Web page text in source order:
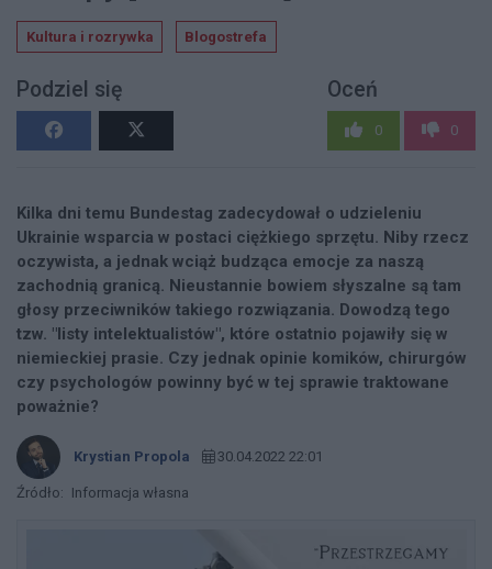
Kultura i rozrywka Blogostrefa
Podziel się Oceń
0 0
Kilka dni temu Bundestag zadecydował o udzieleniu
Ukrainie wsparcia w postaci ciężkiego sprzętu. Niby rzecz
oczywista, a jednak wciąż budząca emocje za naszą
zachodnią granicą. Nieustannie bowiem słyszalne są tam
głosy przeciwników takiego rozwiązania. Dowodzą tego
tzw. "listy intelektualistów", które ostatnio pojawiły się w
niemieckiej prasie. Czy jednak opinie komików, chirurgów
czy psychologów powinny być w tej sprawie traktowane
poważnie?
Krystian Propola 30.04.2022 22:01
Źródło: Informacja własna